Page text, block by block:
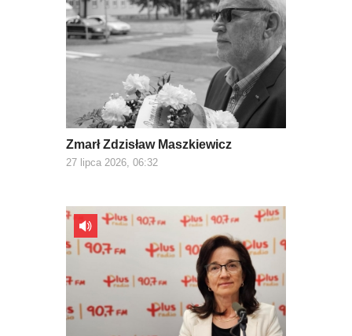
Zmarł Zdzisław Maszkiewicz
27 lipca 2026, 06:32